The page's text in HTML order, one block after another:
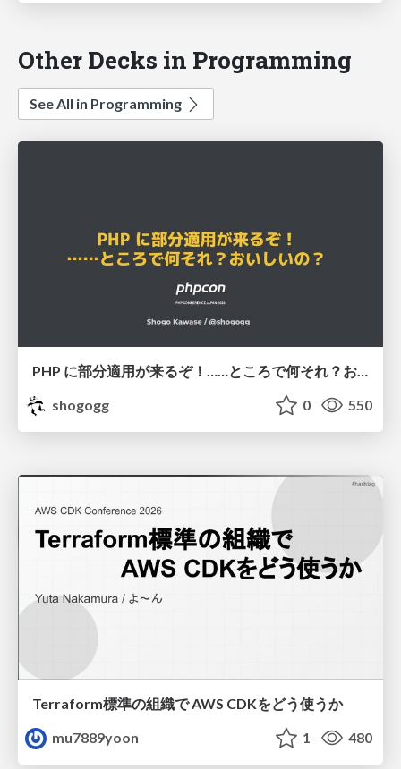
Other Decks in Programming
See All in Programming
shogogg
0 550
Terraform標準の組織で AWS CDKをどう使うか
mu7889yoon
1 480